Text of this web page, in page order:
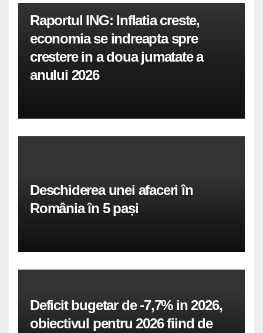
Raportul ING: Inflatia creste,
economia se indreapta spre
crestere in a doua jumatate a
anului 2026
Deschiderea unei afaceri în
România în 5 pași
Deficit bugetar de -7,7% in 2026,
obiectivul pentru 2026 fiind de